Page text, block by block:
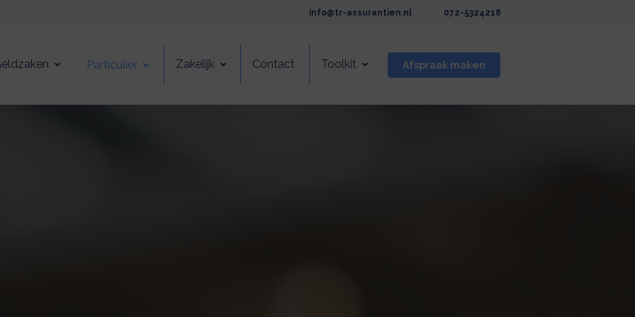
info@tr-assurantien.nl 072-5324218
Particulier Zakelijk Contact Toolkit Afspraak maken